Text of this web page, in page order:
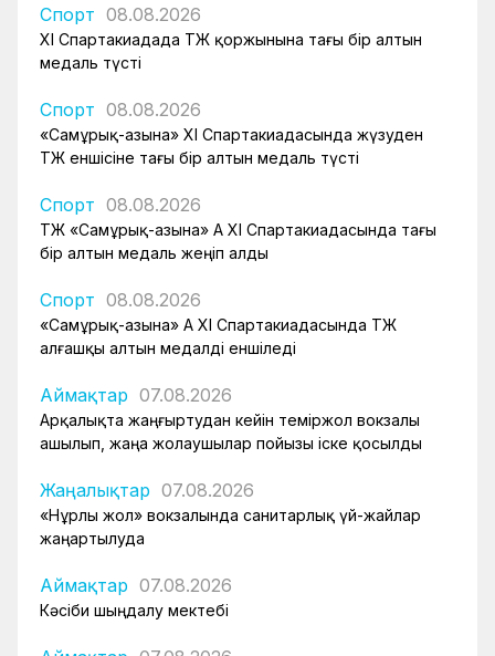
Спорт 08.08.2026
XI Спартакиадада ҚТЖ қоржынына тағы бір алтын
медаль түсті
Спорт 08.08.2026
«Самұрық-Қазына» XI Спартакиадасында жүзуден
ҚТЖ еншісіне тағы бір алтын медаль түсті
Спорт 08.08.2026
ҚТЖ «Самұрық-Қазына» АҚ XI Спартакиадасында тағы
бір алтын медаль жеңіп алды
Спорт 08.08.2026
«Самұрық-Қазына» АҚ XI Спартакиадасында ҚТЖ
алғашқы алтын медалді еншіледі
Аймақтар 07.08.2026
Арқалықта жаңғыртудан кейін теміржол вокзалы
ашылып, жаңа жолаушылар пойызы іске қосылды
Жаңалықтар 07.08.2026
«Нұрлы жол» вокзалында санитарлық үй-жайлар
жаңартылуда
Аймақтар 07.08.2026
Кәсіби шыңдалу мектебі